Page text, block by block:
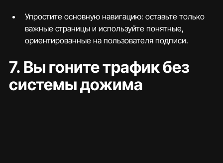
Упростите основную навигацию: оставьте только
важные страницы и используйте понятные,
ориентированные на пользователя подписи.
7. Вы гоните трафик без
системы дожима